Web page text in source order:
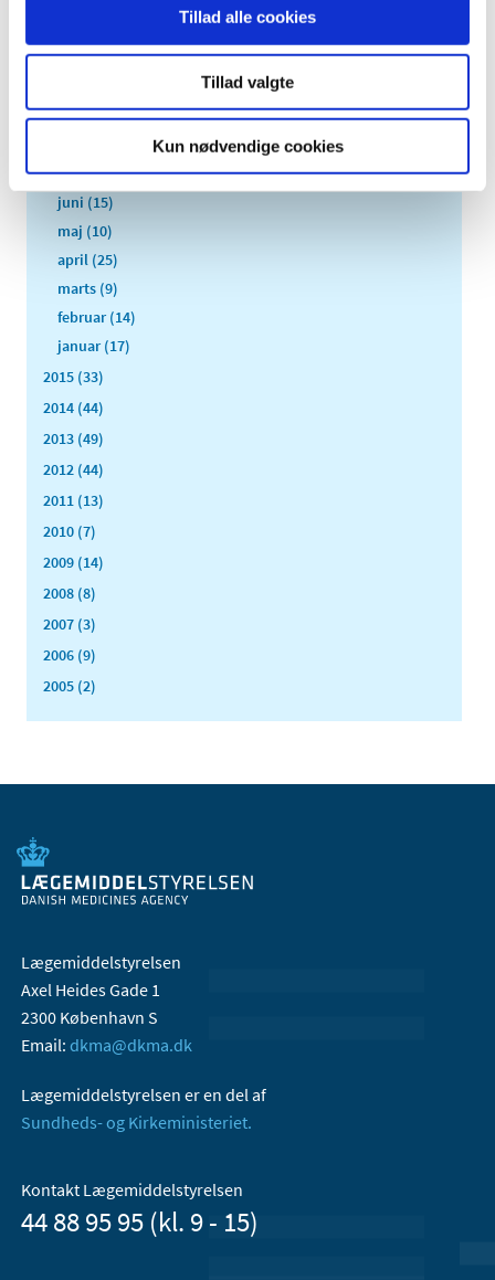
Tillad alle cookies
Tillad valgte
Kun nødvendige cookies
november (11)
september (9)
juli (15)
juni (15)
maj (10)
april (25)
marts (9)
februar (14)
januar (17)
2015 (33)
2014 (44)
2013 (49)
2012 (44)
2011 (13)
2010 (7)
2009 (14)
2008 (8)
2007 (3)
2006 (9)
2005 (2)
Lægemiddelstyrelsen
Axel Heides Gade 1
2300 København S
Email: dkma@dkma.dk
Lægemiddelstyrelsen er en del af
Sundheds- og Kirkeministeriet.
Kontakt Lægemiddelstyrelsen
44 88 95 95 (kl. 9 - 15)